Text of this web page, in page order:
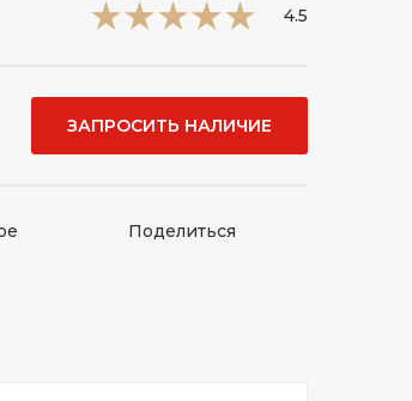
4.5
ЗАПРОСИТЬ НАЛИЧИЕ
Поделиться